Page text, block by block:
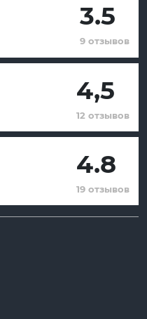
3.5
9 отзывов
4,5
12 отзывов
4.8
19 отзывов